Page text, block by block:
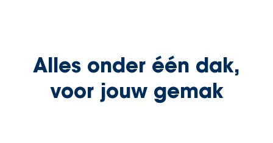
Alles onder één dak,
voor jouw gemak